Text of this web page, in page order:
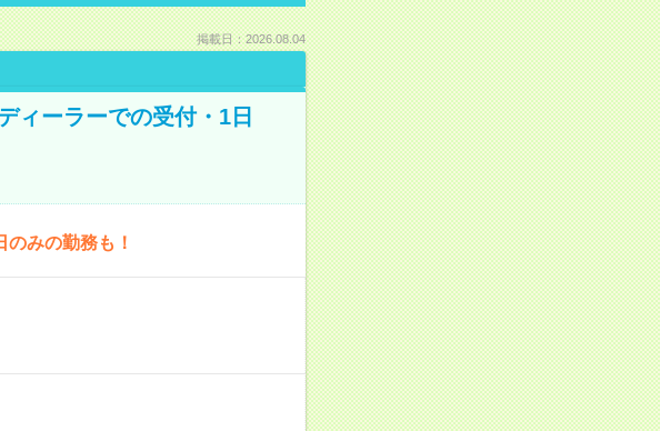
掲載日：2026.08.04
ィーラーでの受付・1日
みの勤務も！